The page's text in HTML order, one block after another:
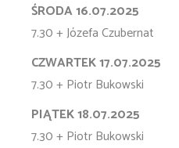
ŚRODA 16.07.2025
7.30 + Józefa Czubernat
CZWARTEK 17.07.2025
7.30 + Piotr Bukowski
PIĄTEK 18.07.2025
7.30 + Piotr Bukowski